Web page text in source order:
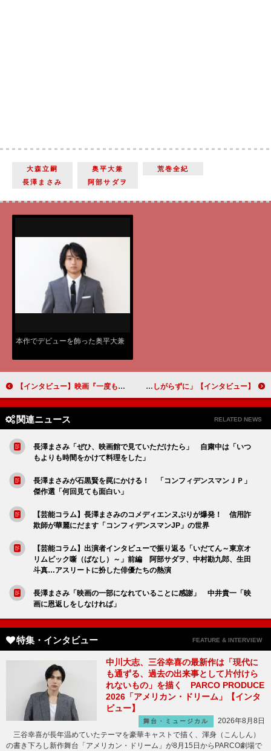
大森立嗣 奥平大兼
荒巻全紀
長澤まさみ
阿部サダヲ
本作でデビューを飾った奥平大兼
【インタビュー】映画『一度も撃ってません』阪本順治監督「こういう時代だからこそ石橋蓮司を見てほしい」 【インタビュー】ドラマ「M 愛すべき人がいて」 マサ役を熱演中の三浦翔平「ぶれずに恥ずかしがらずに」
関連ニュース RELATED NEWS
長澤まさみ「ぜひ、映画館で見ていただけたら」 自粛中は「いつ
もよりも時間をかけて料理をした」
長澤まさみが石黒賢を罠にかける！ 「コンフィデンスマンＪＰ」
傑作選「何回見ても面白い」
【芸能コラム】長澤まさみのコメディエンヌぶりが爆発！ 信用詐
欺師が華麗にだます「コンフィデンスマンJP」の世界
【芸能コラム】出演者インタビューで振り返る「いだてん～東京オ
リムピック噺（ばなし）～」前編 阿部サダヲ、中村勘九郎、生田
斗真…アスリートに扮した俳優たちの熱演
長澤まさみ「映画の一部になれていることに感謝」 中井貴一「映
画に恩返しをしなければ」
特集・インタビュー FEATURE & INTERVIEW
中川大志、三谷幸喜の最新作は「現代に
も通ずる、過去の出来事として片付けら
れないもの」を描く PARCO PRODUCE
2026「アメリカン・ドリーム」【インタ
ビュー】
舞台・ミュージカル
2026年8月8日
三谷幸喜が長年温めていたテーマを豪華キャストで描く、渾身（こんしん）
の書き下ろし新作舞台「アメリカン・ドリーム」が8月15日からPARCO劇場で